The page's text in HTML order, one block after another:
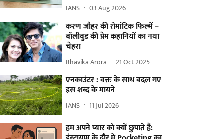
IANS 03 Aug 2026
करण जौहर की रोमांटिक फिल्में –
बॉलीवुड की प्रेम कहानियों का नया
चेहरा
Bhavika Arora 21 Oct 2025
एनकाउंटर : वक्त के साथ बदल गए
इस शब्द के मायने
IANS 11 Jul 2026
हम अपने प्यार को क्यों छुपाते हैं: